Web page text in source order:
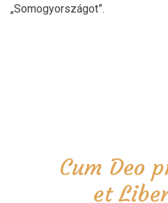
„Somogyországot”.
Cum Deo
et